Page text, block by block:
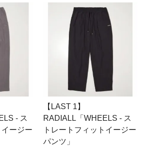
- ス
イージー
【LAST 1】
RADIALL「WHEELS - ス
トレートフィットイージー
パンツ」